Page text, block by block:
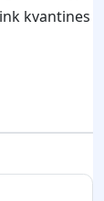
kvantines